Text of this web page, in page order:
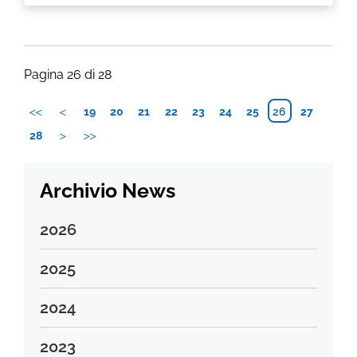
Pagina 26 di 28
19 20 21 22 23 24 25 26
27
28
Archivio News
2026
Agosto 2026
Luglio 2026
Giugno 2026
Maggio 2026
2025
Dicembre 2025
Novembre 2025
2024
Dicembre 2024
2023